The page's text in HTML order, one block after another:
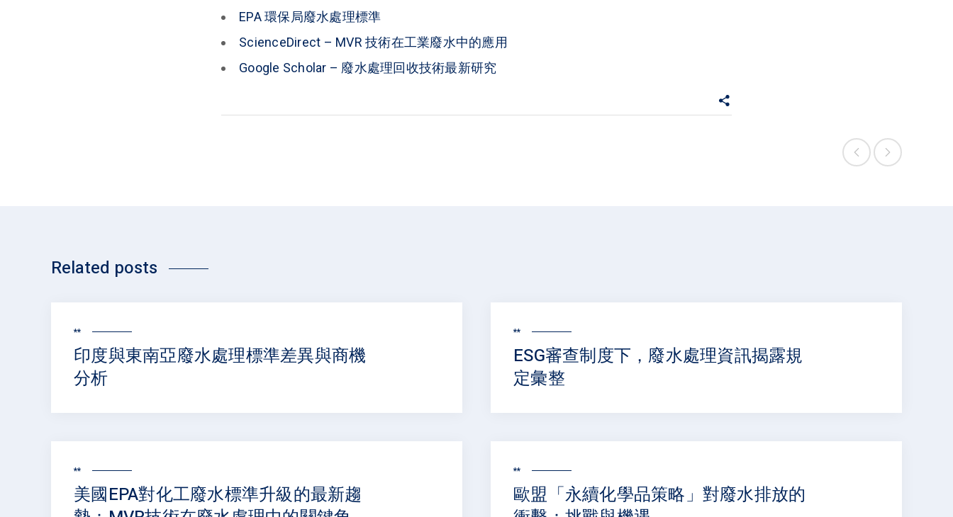
EPA 環保局廢水處理標準
ScienceDirect – MVR 技術在工業廢水中的應用
Google Scholar – 廢水處理回收技術最新研究
Related posts
**
印度與東南亞廢水處理標準差異與商機
分析
**
ESG審查制度下，廢水處理資訊揭露規
定彙整
**
美國EPA對化工廢水標準升級的最新趨
**
歐盟「永續化學品策略」對廢水排放的